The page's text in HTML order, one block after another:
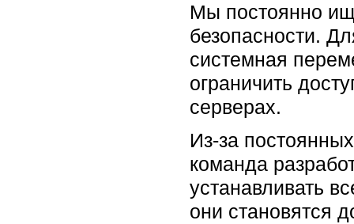
Мы постоянно
безопасности.
системная
ограничить
серверах.
Из-за
команда
устанавливать
они становятся